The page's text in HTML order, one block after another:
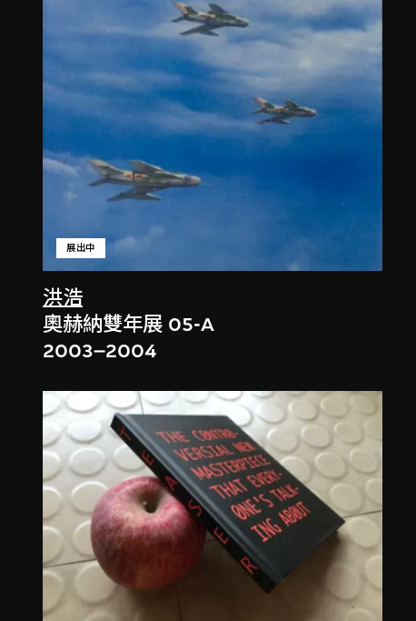
洪浩
展出中
奧赫納雙年展 05-A
2003–2004